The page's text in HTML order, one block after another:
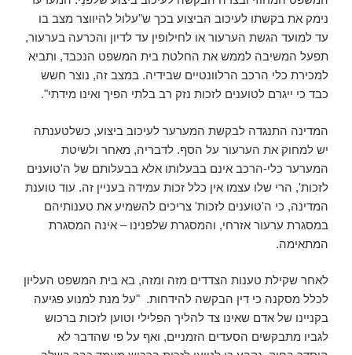
נימק את בקשתו לעיכוב הביצוע בכך ש"עלול להיווצר מצב בו
עד למועד הגשת הערעור או לחילופין עד לדיון והכרעה בערעור,
תפעל המשיבה לממש את החלטת בית המשפט הנכבד, ותביא
למכירת כלי הרכב הרלוונטיים שבידיה. במצב זה, נוצר חשש
כבד כי ייגרם לטוענים לזכות נזק רב בלתי הפיך ואינו מידתי".
המדינה התנגדה לבקשת המערער לעיכוב ביצוע, כשלטענתה
יש למחוק את הערעור על הסף. לדבריה, מאחר ולשיטת
המערער כלי-הרכב אינם בבעלותו אלא בבעלותם של ה'טוענים
לזכות', הרי שלו עצמו אין כלל זכות עמידה בעניין זה. עוד טוענת
המדינה, כי ה'טוענים לזכות' צריכים להשמיע את טענותיהם
במסגרת ערעור אזרחי, והמסגרת שלפנינו – אינה המסגרת
המתאימה.
לאחר שקילת טענות הצדדים מזה ומזה, בא בית המשפט העליון
לכלל מסקנה כי דין הבקשה להידחות. "על מנת למנוע פגיעה
בקניינו של אדם שאינו צד להליך הפלילי וטוען לזכות ברכוש
לגביו מתבקשים הסעדים הזמניים, ואף על פי שהדבר לא